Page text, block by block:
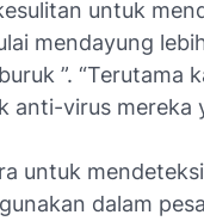
untuk
mendayung
”. “Terutama
anti-virus mereka
untuk
dalam